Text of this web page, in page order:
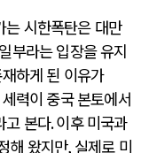
는 시한폭탄은 대만
부라는 입장을 유지
하게 된 이유가
력이 중국 본토에서
고 본다.이후 미국과
해 왔지만, 실제로 미